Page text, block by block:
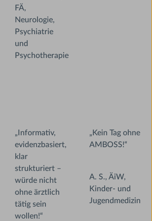
FÄ,
Neurologie,
Psychiatrie
und
Psychotherapie
„Informativ,
evidenzbasiert,
klar
strukturiert –
würde nicht
ohne ärztlich
tätig sein
wollen!“
„Kein Tag ohne
AMBOSS!“
A. S., ÄiW,
Kinder- und
Jugendmedizin